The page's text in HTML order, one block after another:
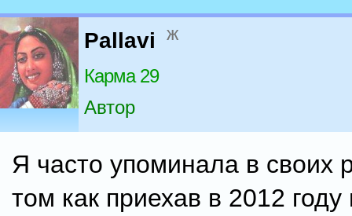
Pallavi ж
Карма 29
Автор
Я часто упоминала в своих
том как приехав в 2012